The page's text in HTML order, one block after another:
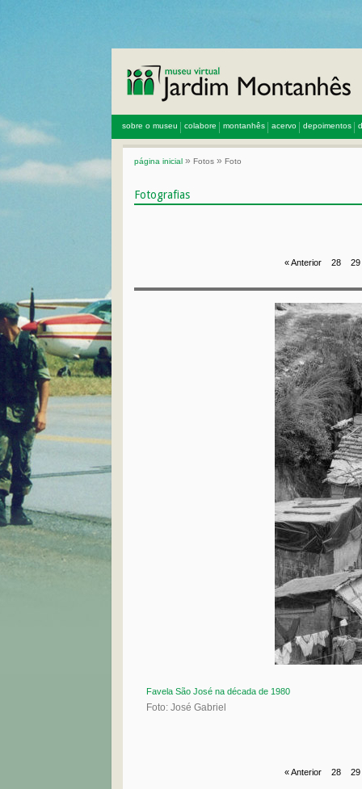
sobre o museu colabore montanhês acervo depoimentos
página inicial » Fotos » Foto
Fotografias
« Anterior 28 29
Favela São José na década de 1980
Foto: José Gabriel
« Anterior 28 29